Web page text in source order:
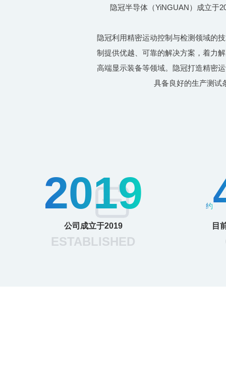
隐冠半导体（YiNGUAN）成立于
隐冠利用精密运动控制与检测领域的
制提供优越、可靠的解决方案，着力
高端显示装备等领域。隐冠打造精密
具备良好的生产测试
2019
公司成立于2019
ESTABLISHED
约
目